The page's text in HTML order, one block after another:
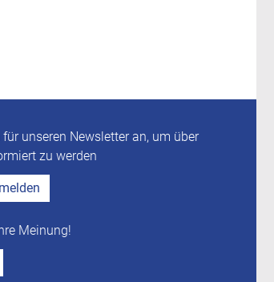
unseren Newsletter an, um über
zu werden
Meinung!